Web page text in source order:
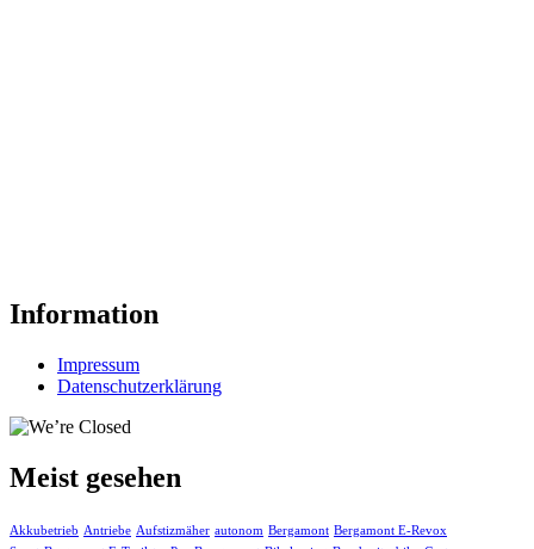
Information
Impressum
Datenschutzerklärung
Meist gesehen
Akkubetrieb Antriebe Aufstizmäher autonom Bergamont Bergamont E-Revox